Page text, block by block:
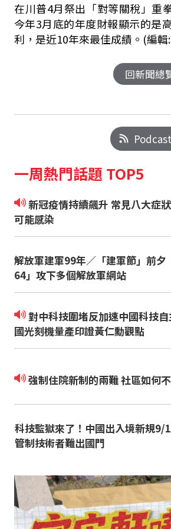
在川普4月祭出「對等關稅」重
今年3月底的年度財報顯示的是
利，是近10年來最佳成績。(編輯
回新聞總
一周熱門話題 TOP5
新冠疫情持續飆升 常見八大症狀 沒發燒也
可能感染
解放軍建軍99年／「建軍節」前夕
64」攻下多個解放軍網站
對中科技圍堵反加速中國科技自主？！中
國光刻機量產印證黃仁勳觀點
強制住院新制的兩難 社區如何
科技監獄來了！中國出入境新規9/
管制技術者難出國門